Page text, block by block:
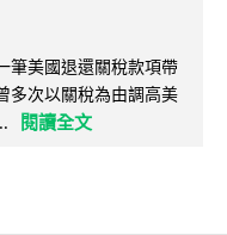
筆美國退還關稅款項帶
多次以關稅為由調高美
閱讀全文